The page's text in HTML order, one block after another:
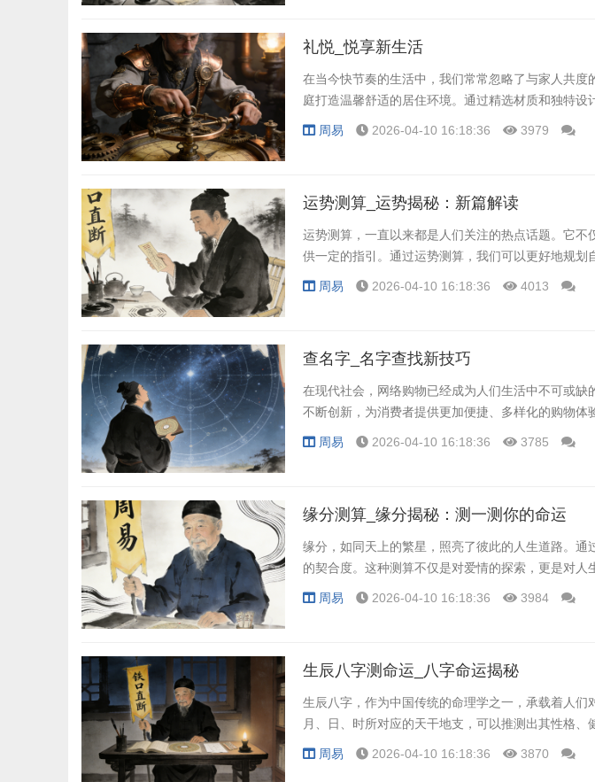
礼悦_悦享新生活
在当今快节奏的生活中，我们常常忽略了与家人共
庭打造温馨舒适的居住环境。通过精选材质和独特设
周易 2026-04-10 16:18:36 3979
运势测算_运势揭秘：新篇解读
运势测算，一直以来都是人们关注的热点话题。它
供一定的指引。通过运势测算，我们可以更好地规划
周易 2026-04-10 16:18:36 4013
查名字_名字查找新技巧
在现代社会，网络购物已经成为人们生活中不可或
不断创新，为消费者提供更加便捷、多样化的购物体
周易 2026-04-10 16:18:36 3785
缘分测算_缘分揭秘：测一测你的命运
缘分，如同天上的繁星，照亮了彼此的人生道路。
的契合度。这种测算不仅是对爱情的探索，更是对人
周易 2026-04-10 16:18:36 3984
生辰八字测命运_八字命运揭秘
生辰八字，作为中国传统的命理学之一，承载着人们
月、日、时所对应的天干地支，可以推测出其性格、
周易 2026-04-10 16:18:36 3870